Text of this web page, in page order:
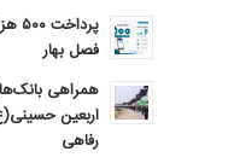
فصل بهار
همراهی
اربعین
رفاهی